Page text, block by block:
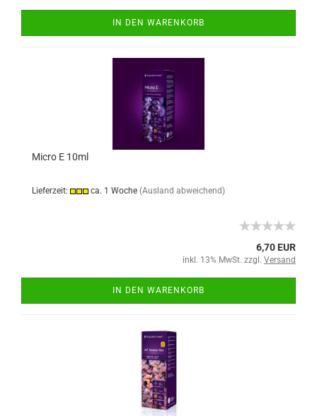
IN DEN WARENKORB
Micro E 10ml
Lieferzeit: ca. 1 Woche (Ausland abweichend)
6,70 EUR
inkl. 13% MwSt. zzgl. Versand
IN DEN WARENKORB